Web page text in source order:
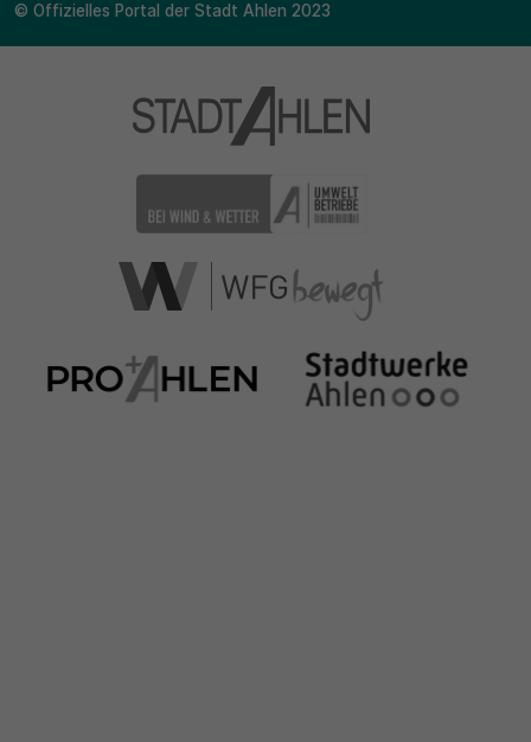
© Offizielles Portal der Stadt Ahlen 2023